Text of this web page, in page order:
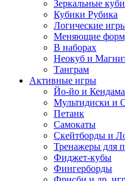
Зеркальные
Кубики Рубика
Логические
Меняющие
В наборах
Неокуб и
Танграм
Активные игры
Йо-йо и Кендама
Мультидиски и
Петанк
Самокаты
Скейтборды и
Тренажеры для
Фиджет-кубы
Фингерборды